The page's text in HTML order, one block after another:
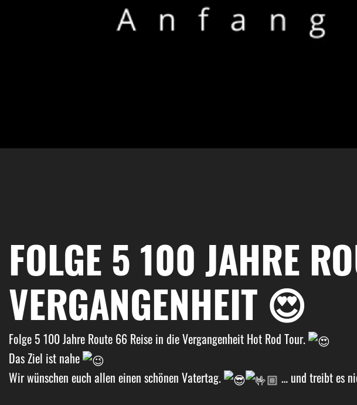
FOLGE 5 100 JAHRE
VERGANGENHEIT 😍
Folge 5 100 Jahre Route 66 Reise in die Vergangenheit Hot Rod Tour.
Das Ziel ist nahe
Wir wünschen euch allen einen schönen Vatertag.
… und treibt es